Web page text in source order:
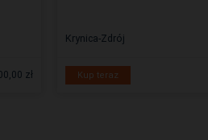
zł
Krynica-Zdrój
Kup teraz